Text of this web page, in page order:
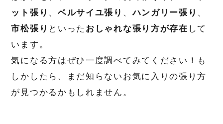
ット張り 、 ベルサイユ張り 、ハンガリー張り 、
市松張り といった おしゃれな張り方が存在 して
います。
気になる方はぜひ一度調べてみてください！も
しかしたら、まだ知らないお気に入りの張り方
が見つかるかもしれません。